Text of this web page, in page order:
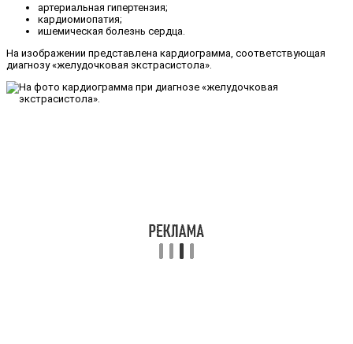
артериальная гипертензия;
кардиомиопатия;
ишемическая болезнь сердца.
На изображении представлена кардиограмма, соответствующая
диагнозу «желудочковая экстрасистола».